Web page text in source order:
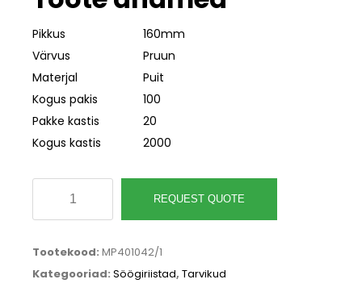
Pikkus
160mm
Värvus
Pruun
Materjal
Puit
Kogus pakis
100
Pakke kastis
20
Kogus kastis
2000
pruun,
pakis
REQUEST QUOTE
Tootekood: MP401042/1
Kategooriad: Söögiriistad, Tarvikud